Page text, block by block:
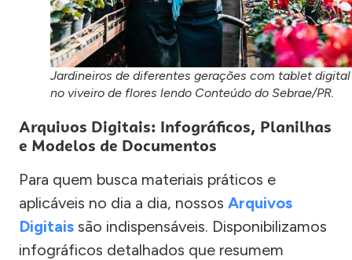
Jardineiros de diferentes gerações com tablet digital
no viveiro de flores lendo Conteúdo do Sebrae/PR.
Arquivos Digitais: Infográficos, Planilhas
e Modelos de Documentos
Para quem busca materiais práticos e
aplicáveis no dia a dia, nossos Arquivos
Digitais são indispensáveis. Disponibilizamos
infográficos detalhados que resumem